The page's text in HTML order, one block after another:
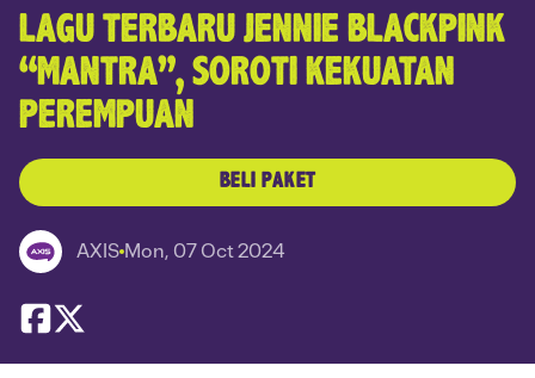
LAGU TERBARU JENNIE BLACKPINK
“MANTRA”, SOROTI KEKUATAN
PEREMPUAN
BELI PAKET
AXIS Mon, 07 Oct 2024